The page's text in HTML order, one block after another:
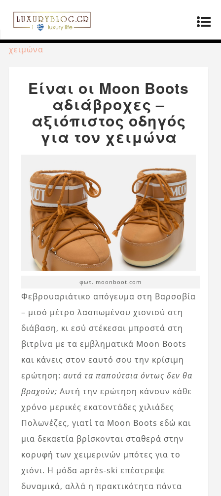
Αρχική σελίδα»Μόδα
αδιάβροχες – αξιόπιστος οδηγός για τον
χειμώνα
Είναι οι Moon Boots
αδιάβροχες –
αξιόπιστος οδηγός
για τον χειμώνα
φωτ. moonboot.com
Φεβρουαριάτικο απόγευμα στη Βαρσοβία
– μισό μέτρο λασπωμένου χιονιού στη
διάβαση, κι εσύ στέκεσαι μπροστά στη
βιτρίνα με τα εμβληματικά Moon Boots
και κάνεις στον εαυτό σου την κρίσιμη
ερώτηση: αυτά τα παπούτσια όντως δεν θα
βραχούν; Αυτή την ερώτηση κάνουν κάθε
χρόνο μερικές εκατοντάδες χιλιάδες
Πολωνέζες, γιατί τα Moon Boots εδώ και
μια δεκαετία βρίσκονται σταθερά στην
κορυφή των χειμερινών μπότες για το
χιόνι. Η μόδα après-ski επέστρεψε
δυναμικά, αλλά η πρακτικότητα πάντα